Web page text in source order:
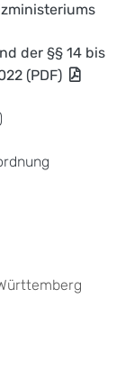
der §§ 14 bis
(PDF)